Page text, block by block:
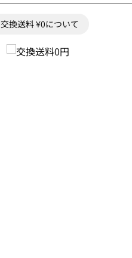
交換送料 ¥0について